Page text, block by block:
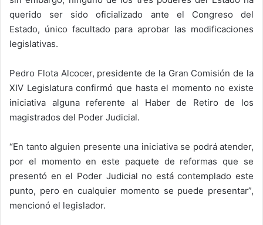
querido ser sido oficializado ante el Congreso del
Estado, único facultado para aprobar las modificaciones
legislativas.
Pedro Flota Alcocer, presidente de la Gran Comisión de la
XIV Legislatura confirmó que hasta el momento no existe
iniciativa alguna referente al Haber de Retiro de los
magistrados del Poder Judicial.
“En tanto alguien presente una iniciativa se podrá atender,
por el momento en este paquete de reformas que se
presentó en el Poder Judicial no está contemplado este
punto, pero en cualquier momento se puede presentar”,
mencionó el legislador.